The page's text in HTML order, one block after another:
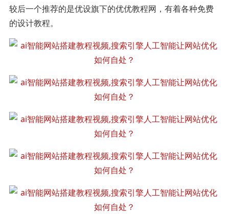
较后一个推荐的是优设旗下的优优教程网，有着各种免费
的设计教程。